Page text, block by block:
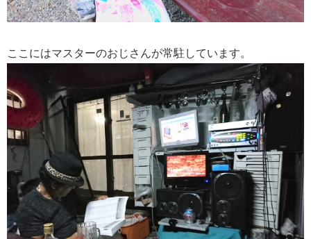
ここにはマスターのおじさんが常駐しています。